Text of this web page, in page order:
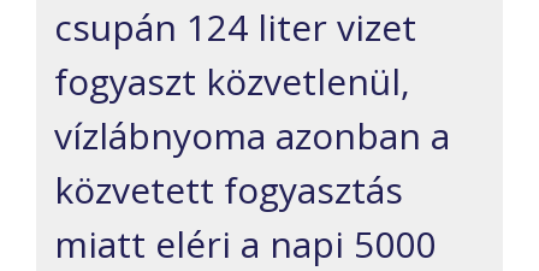
csupán 124 liter vizet
fogyaszt közvetlenül,
vízlábnyoma azonban a
közvetett fogyasztás
miatt eléri a napi 5000